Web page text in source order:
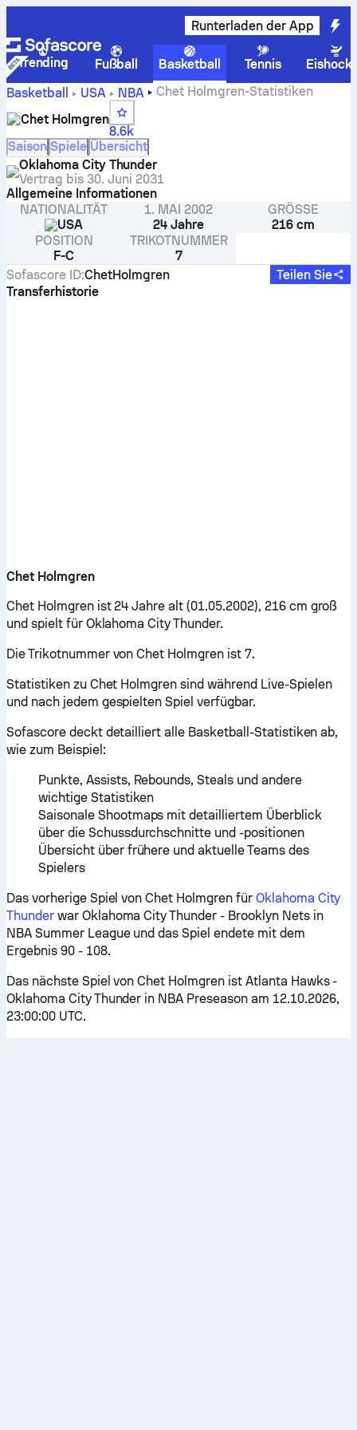
Runterladen der App
Trending Fußball Basketball Tennis
Basketball
USA NBA
Chet Holmgren-Statistiken
Chet Holmgren
8.6k
Saison Spiele Übersicht
Oklahoma City Thunder
Vertrag bis 30. Juni 2031
Allgemeine Informationen
NATIONALITÄT
USA
1. MAI 2002
24 Jahre
GRÖSSE
216 cm
POSITION
F-C
TRIKOTNUMMER
7
Sofascore ID:ChetHolmgren
Teilen Sie
Transferhistorie
Chet Holmgren
Chet Holmgren ist 24 Jahre alt (01.05.2002), 216 cm groß
und spielt für Oklahoma City Thunder.
Die Trikotnummer von Chet Holmgren ist 7.
Statistiken zu Chet Holmgren sind während Live-Spielen
und nach jedem gespielten Spiel verfügbar.
Sofascore deckt detailliert alle Basketball-Statistiken ab,
wie zum Beispiel:
Punkte, Assists, Rebounds, Steals und andere
wichtige Statistiken
Saisonale Shootmaps mit detailliertem Überblick
über die Schussdurchschnitte und -positionen
Übersicht über frühere und aktuelle Teams des
Spielers
Das vorherige Spiel von Chet Holmgren für Oklahoma City
Thunderwar Oklahoma City Thunder - Brooklyn Nets in
NBA Summer League und das Spiel endete mit dem
Ergebnis 90 - 108.
Das nächste Spiel von Chet Holmgren ist Atlanta Hawks -
Oklahoma City Thunder in NBA Preseason am 12.10.2026,
23:00:00 UTC.